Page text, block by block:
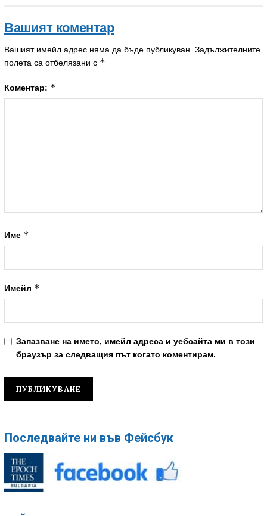
Вашият коментар
Вашият имейл адрес няма да бъде публикуван. Задължителните
полета са отбелязани с *
Коментар: *
Име *
Имейл *
Запазване на името, имейл адреса и уебсайта ми в този
браузър за следващия път когато коментирам.
Последвайте ни във Фейсбук